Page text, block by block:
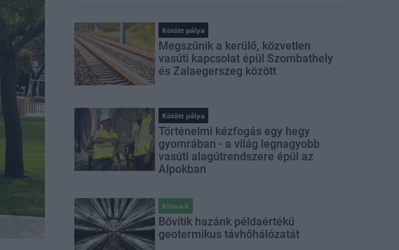
Kötött pálya
Megszűnik a kerülő, közvetlen
vasúti kapcsolat épül Szombathely
és Zalaegerszeg között
Kötött pálya
Történelmi kézfogás egy hegy
gyomrában - a világ legnagyobb
vasúti alagútrendszere épül az
Alpokban
Klíma-X
Bővítik hazánk példaértékű
geotermikus távhőhálózatát